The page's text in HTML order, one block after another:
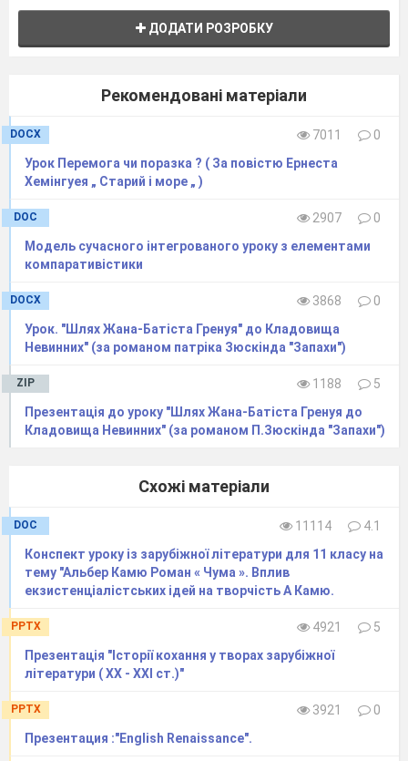
ДОДАТИ РОЗРОБКУ
Рекомендовані матеріали
DOCX 7011
0
Урок Перемога чи поразка ? ( За повістю Ернеста
Хемінгуея „ Старий і море „ )
DOC 2907
0
Модель сучасного інтегрованого уроку з елементами
компаративістики
DOCX 3868
0
Урок. "Шлях Жана-Батіста Гренуя" до Кладовища
Невинних" (за романом патріка Зюскінда "Запахи")
ZIP 1188
5
Презентація до уроку "Шлях Жана-Батіста Гренуя до
Кладовища Невинних" (за романом П.Зюскінда "Запахи")
Схожі матеріали
DOC 11114
4.1
Конспект уроку із зарубіжної літератури для 11 класу на
тему "Альбер Камю Роман « Чума ». Вплив
екзистенціалістських ідей на творчість А Камю.
PPTX 4921
5
Презентація "Історії кохання у творах зарубіжної
літератури ( ХХ - ХХІ ст.)"
PPTX 3921
0
Презентация :"English Renaissance".